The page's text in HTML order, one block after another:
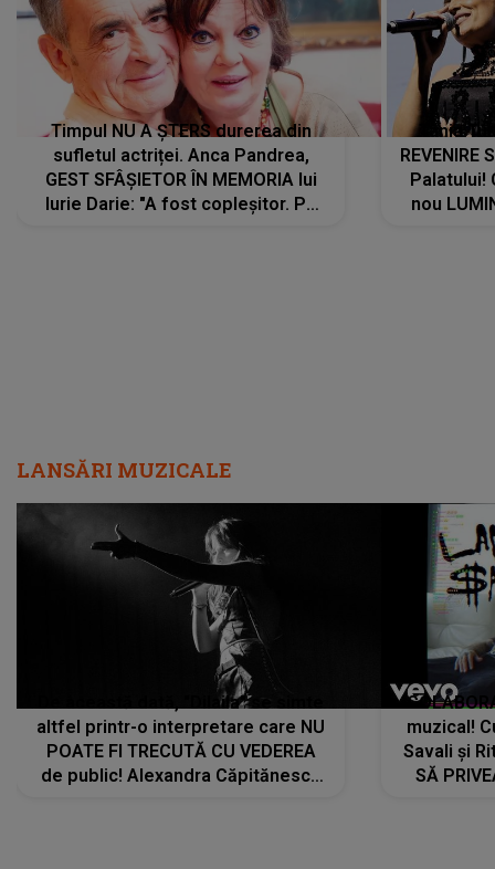
Timpul NU A ȘTERS durerea din
sufletul actriței. Anca Pandrea,
GEST SFÂȘIETOR ÎN MEMORIA lui
Iurie Darie: "A fost copleșitor. Pe
Tania
REVENIRE
Palatului!
nou
LANSĂRI MUZICALE
De această dată, "Dilaila" se simte
altfel printr-o interpretare care NU
POATE FI TRECUTĂ CU VEDEREA
de public! Alexandra Căpitănescu
muzical!
Savali și
SĂ